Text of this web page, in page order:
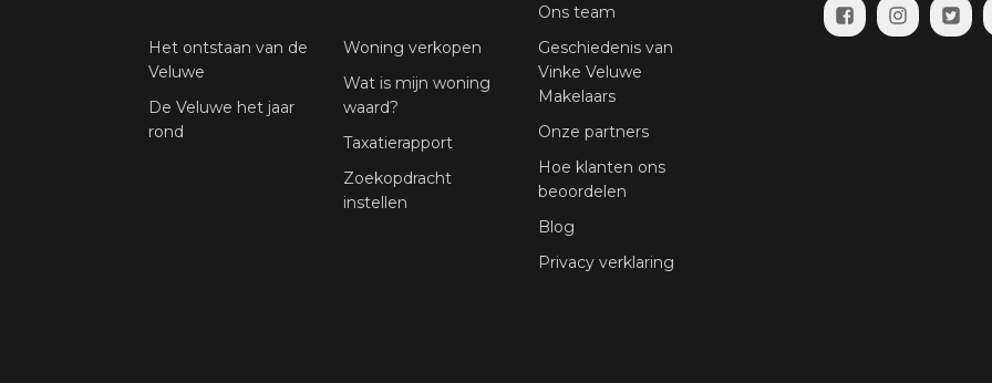
Het ontstaan van de
Veluwe
De Veluwe het jaar
rond
Woning verkopen
Wat is mijn woning
waard?
Taxatierapport
Zoekopdracht
instellen
Ons team
Geschiedenis van
Vinke Veluwe
Makelaars
Onze partners
Hoe klanten ons
beoordelen
Blog
Privacy verklaring